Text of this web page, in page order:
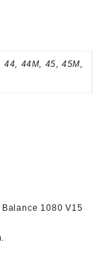
44, 44M, 45,45M,
Balance 1080 V15